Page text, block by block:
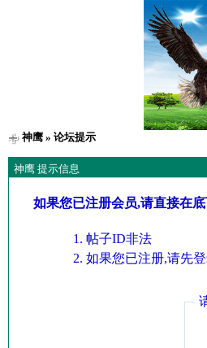
神鹰» 论坛提示
神鹰 提示信息
如果您已注册会员,请直接在
帖子ID非法
如果您已注册,请先